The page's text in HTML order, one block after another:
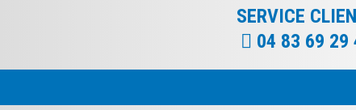
SERVICE
04 83 69 29